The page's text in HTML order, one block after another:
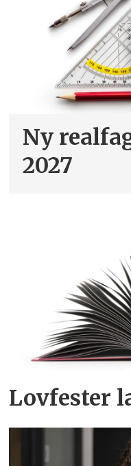
Ny
2027
Lovfester